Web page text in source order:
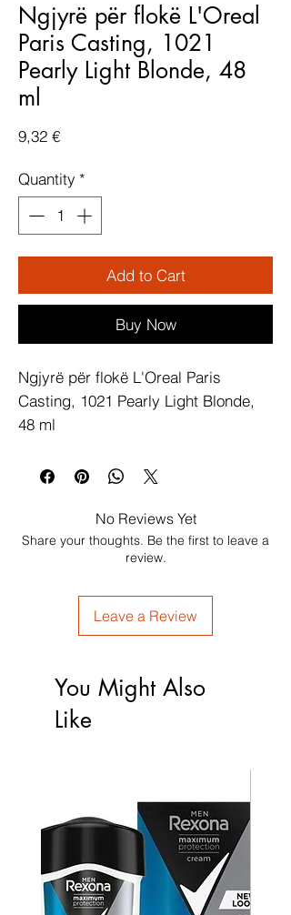
Ngjyrë për flokë L'Oreal
Paris Casting, 1021
Pearly Light Blonde, 48
ml
9,32 €Price
Quantity *
Add to Cart
Buy Now
Ngjyrë për flokë L'Oreal Paris
Casting, 1021 Pearly Light Blonde,
48 ml
No Reviews Yet
Share your thoughts. Be the first to leave a
review.
Leave a Review
You Might Also
Like